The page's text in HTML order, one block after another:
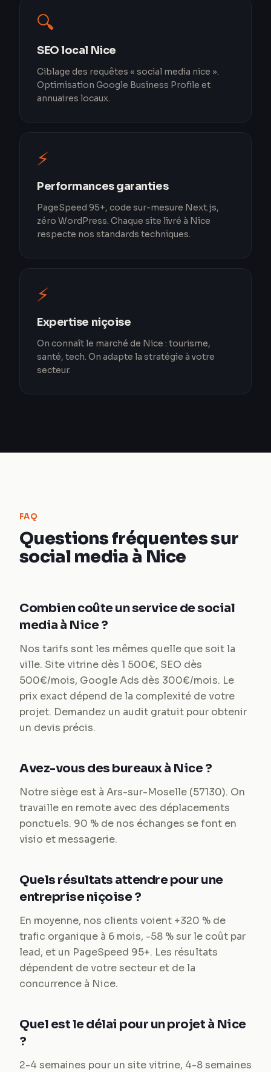
🔍
SEO local Nice
Ciblage des requêtes « social media nice ».
Optimisation Google Business Profile et
annuaires locaux.
⚡
Performances garanties
PageSpeed 95+, code sur-mesure Next.js,
zéro WordPress. Chaque site livré à Nice
respecte nos standards techniques.
⚡
Expertise niçoise
On connaît le marché de Nice : tourisme,
santé, tech. On adapte la stratégie à votre
secteur.
FAQ
Questions fréquentes sur
social media à Nice
Combien coûte un service de social
media à Nice ?
Nos tarifs sont les mêmes quelle que soit la
ville. Site vitrine dès 1 500€, SEO dès
500€/mois, Google Ads dès 300€/mois. Le
prix exact dépend de la complexité de votre
projet. Demandez un audit gratuit pour obtenir
un devis précis.
Avez-vous des bureaux à Nice ?
Notre siège est à Ars-sur-Moselle (57130). On
travaille en remote avec des déplacements
ponctuels. 90 % de nos échanges se font en
visio et messagerie.
Quels résultats attendre pour une
entreprise niçoise ?
En moyenne, nos clients voient +320 % de
trafic organique à 6 mois, -58 % sur le coût par
lead, et un PageSpeed 95+. Les résultats
dépendent de votre secteur et de la
concurrence à Nice.
Quel est le délai pour un projet à Nice
?
2-4 semaines pour un site vitrine, 4-8 semaines